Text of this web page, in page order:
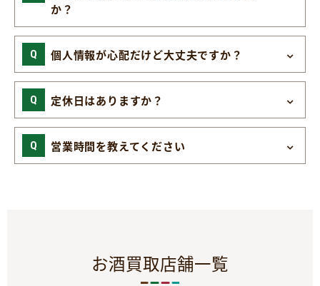
か？
個人情報が心配だけど大丈夫ですか？
定休日はありますか？
営業時間を教えてください
お酒買取店舗一覧